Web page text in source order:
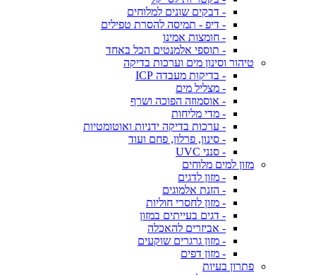
- דבקים שונים למלוחים
- דיפ - תמיסה להסרת טפילים
- חומצות אמינו
- תוספי אלמנטים הכל באחד
טיהור וסינון מים וערכות בדיקה
- בדיקות מעבדה ICP
- מצליל מים
- אוסמוזה הפוכה ושרף
- מדי מליחות
- ערכות בדיקה ידניות ואוטומטיות
- סינון, פרלון, פחם ועוד
- סנני UVC
מזון למים מלוחים
- מזון לדגים
- הזנת אלמוגים
- מזון לחסרי חוליות
- דגים בעייתים במזון
- אביזרים להאכלה
- מזון גרגרים שוקעים
- מזון דפים
פתרון בעיות